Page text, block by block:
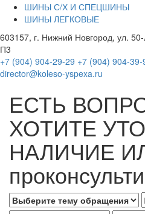
ШИНЫ С/Х И СПЕЦШИНЫ
ШИНЫ ЛЕГКОВЫЕ
603157, г. Нижний Новгород, ул.
П3
+7 (904) 904-29-29 +7 (904) 904-39-
director@koleso-yspexa.ru
ЕСТЬ
ХОТИТЕ
НАЛИЧИЕ